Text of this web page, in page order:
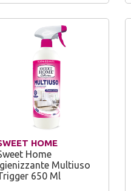
HOME
Home
Multiuso
650 Ml